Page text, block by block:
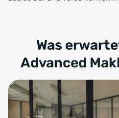
Was
Advanced